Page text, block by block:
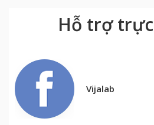
Hỗ trợ
Vijalab